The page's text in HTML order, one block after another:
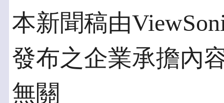
本新聞稿由
發布之企業承擔內
無關